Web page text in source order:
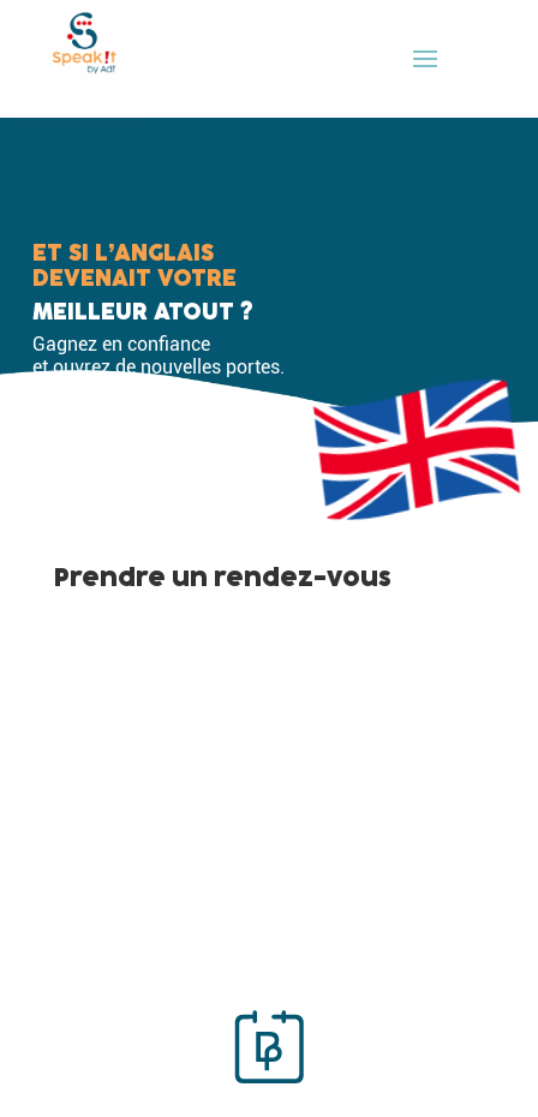
ET SI L’ANGLAIS
DEVENAIT VOTRE
MEILLEUR ATOUT ?
Gagnez en confiance
et ouvrez de nouvelles portes.
Prendre un rendez-vous